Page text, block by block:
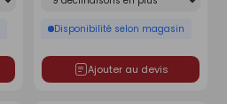
Disponibilité selon magasin
Ajouter au devis